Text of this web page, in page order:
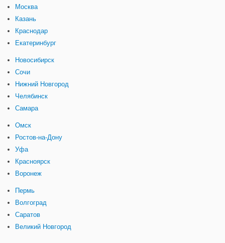
Москва
Казань
Краснодар
Екатеринбург
Новосибирск
Сочи
Нижний Новгород
Челябинск
Самара
Омск
Ростов-на-Дону
Уфа
Красноярск
Воронеж
Пермь
Волгоград
Саратов
Великий Новгород